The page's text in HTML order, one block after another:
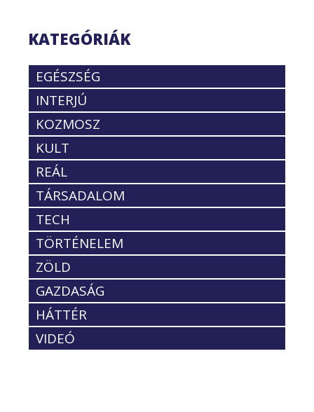
KATEGÓRIÁK
EGÉSZSÉG
INTERJÚ
KOZMOSZ
KULT
REÁL
TÁRSADALOM
TECH
TÖRTÉNELEM
ZÖLD
GAZDASÁG
HÁTTÉR
VIDEÓ